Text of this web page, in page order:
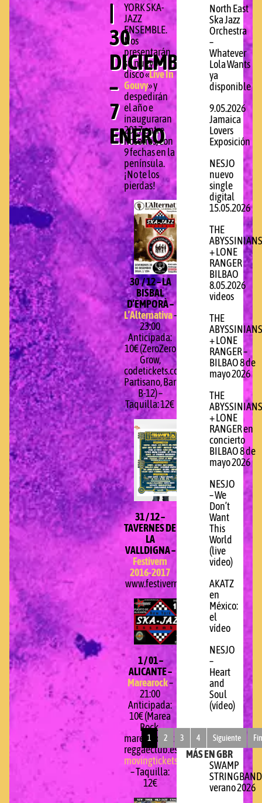
|
30
DICIEMBRE
–
7
ENERO
YORK SKA-
JAZZ
ENSEMBLE.
Nos
presentarán
su nuevo
disco «Live In
Gouvy» y
despedirán
el año e
inauguraran
2017 entre
nosotros, con
9 fechas en la
península.
¡No te los
pierdas!
30 / 12 – LA
BISBAL
D’EMPORÀ –
L’Alternativa–
23:00
Anticipada:
10€ (ZeroZero
Grow,
codetickets.com,
Partisano, Bar
B-12) –
Taquilla: 12€
31 / 12 –
TAVERNES DE
LA
VALLDIGNA –
Festivern
2016-2017
www.festivern.com
1 / 01 –
ALICANTE –
Marearock–
21:00
Anticipada:
10€ (Marea
Rock,
marearockticket.com,
reggaeclub.es,
movingtickets.com)
– Taquilla:
12€
North East
Ska Jazz
Orchestra
–
Whatever
Lola Wants
ya
disponible
9.05.2026
Jamaica
Lovers
Exposición
NESJO
nuevo
single
digital
15.05.2026
THE
ABYSSINIANS
+ LONE
RANGER
BILBAO
8.05.2026
videos
THE
ABYSSINIANS
+ LONE
RANGER –
BILBAO 8 de
mayo 2026
THE
ABYSSINIANS
+ LONE
RANGER en
concierto
BILBAO 8 de
mayo 2026
NESJO
– We
Don’t
Want
This
World
(live
video)
AKATZ
en
México:
el
vídeo
NESJO
–
Heart
and
Soul
(vídeo)
1 2 3 4 Siguiente
MÁS EN GBR
SWAMP
STRINGBAND
verano 2026